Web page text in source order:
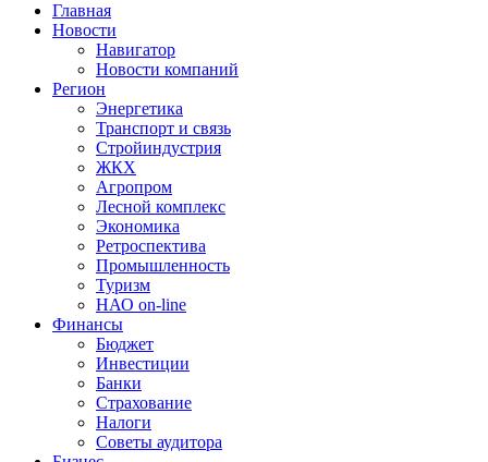
Главная
Новости
Навигатор
Новости компаний
Регион
Энергетика
Транспорт и связь
Стройиндустрия
ЖКХ
Агропром
Лесной комплекс
Экономика
Ретроспектива
Промышленность
Туризм
НАО on-line
Финансы
Бюджет
Инвестиции
Банки
Страхование
Налоги
Советы аудитора